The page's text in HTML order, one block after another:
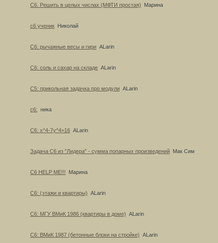
С6. Решить в целых числах (МФТИ простая) Марина
с6 ученик Николай
С6: рычажные весы и гири ALarin
С6: соль и сахар на складе ALarin
С5: прикольная задачка про модули ALarin
с6: ника
С6: x^4-7y^4=16 ALarin
Задача С6 из "Лидера" - сумма попарных произведений Мак Сим
С6 HELP ME!!! Марина
С6: (этажи и квартиры) ALarin
С6: МГУ ВМиК 1986 (квартиры в доме) ALarin
С6: ВМиК 1987 (бетонные блоки на стройке) ALarin